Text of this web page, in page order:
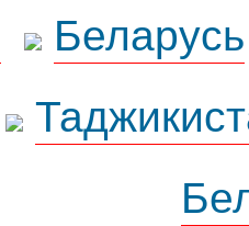
Беларусь